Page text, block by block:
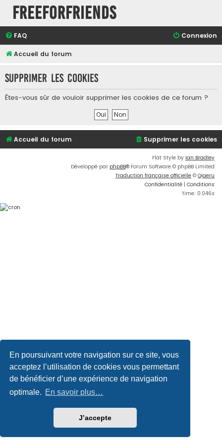
En poursuivant votre navigation sur ce site, vous
acceptez l’utilisation de cookies vous permettant
de bénéficier d’une expérience de navigation
optimale. En savoir plus…
J’accepte
FreeForFriends
FAQ Connexion
Accueil du forum
Supprimer les cookies
Êtes-vous sûr de vouloir supprimer les cookies de ce forum ?
Accueil du forum Supprimer les cookies
Flat Style by Ian Bradley
Développé par phpBB® Forum Software © phpBB Limited
Traduction française officielle © Qiaeru
Confidentialité | Conditions
Time: 0.046s